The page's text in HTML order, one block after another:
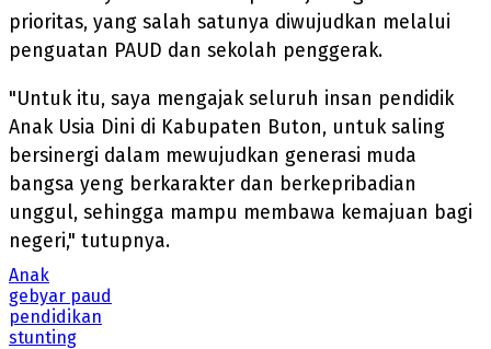
prioritas, yang salah satunya diwujudkan melalui
penguatan PAUD dan sekolah penggerak.
"Untuk itu, saya mengajak seluruh insan pendidik
Anak Usia Dini di Kabupaten Buton, untuk saling
bersinergi dalam mewujudkan generasi muda
bangsa yeng berkarakter dan berkepribadian
unggul, sehingga mampu membawa kemajuan bagi
negeri," tutupnya.
Anak
gebyar paud
pendidikan
stunting